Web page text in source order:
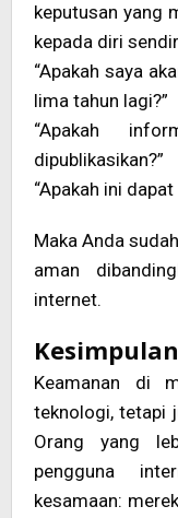
keputusan yang
kepada diri
“Apakah saya
lima tahun lagi?”
“Apakah
dipublikasikan?”
“Apakah ini
Maka Anda
aman
internet.
Kesimpulan
Keamanan di
teknologi, tetapi
Orang yang
pengguna
kesamaan: